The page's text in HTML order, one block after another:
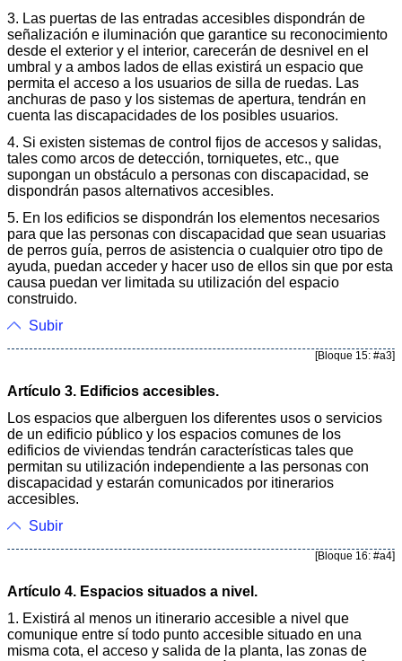
3. Las puertas de las entradas accesibles dispondrán de
señalización e iluminación que garantice su reconocimiento
desde el exterior y el interior, carecerán de desnivel en el
umbral y a ambos lados de ellas existirá un espacio que
permita el acceso a los usuarios de silla de ruedas. Las
anchuras de paso y los sistemas de apertura, tendrán en
cuenta las discapacidades de los posibles usuarios.
4. Si existen sistemas de control fijos de accesos y salidas,
tales como arcos de detección, torniquetes, etc., que
supongan un obstáculo a personas con discapacidad, se
dispondrán pasos alternativos accesibles.
5. En los edificios se dispondrán los elementos necesarios
para que las personas con discapacidad que sean usuarias
de perros guía, perros de asistencia o cualquier otro tipo de
ayuda, puedan acceder y hacer uso de ellos sin que por esta
causa puedan ver limitada su utilización del espacio
construido.
Subir
[Bloque 15: #a3]
Artículo 3. Edificios accesibles.
Los espacios que alberguen los diferentes usos o servicios
de un edificio público y los espacios comunes de los
edificios de viviendas tendrán características tales que
permitan su utilización independiente a las personas con
discapacidad y estarán comunicados por itinerarios
accesibles.
Subir
[Bloque 16: #a4]
Artículo 4. Espacios situados a nivel.
1. Existirá al menos un itinerario accesible a nivel que
comunique entre sí todo punto accesible situado en una
misma cota, el acceso y salida de la planta, las zonas de